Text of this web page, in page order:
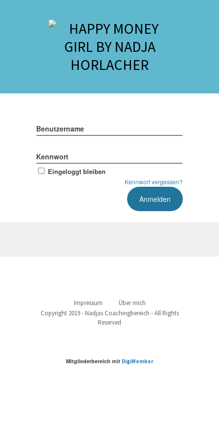
Benutzername
Kennwort
Eingeloggt bleiben
Kennwort vergessen?
Impressum
Über mich
Copyright 2019 - Nadjas Coachingbereich - All Rights
Reserved
Mitgliederbereich mit DigiMember